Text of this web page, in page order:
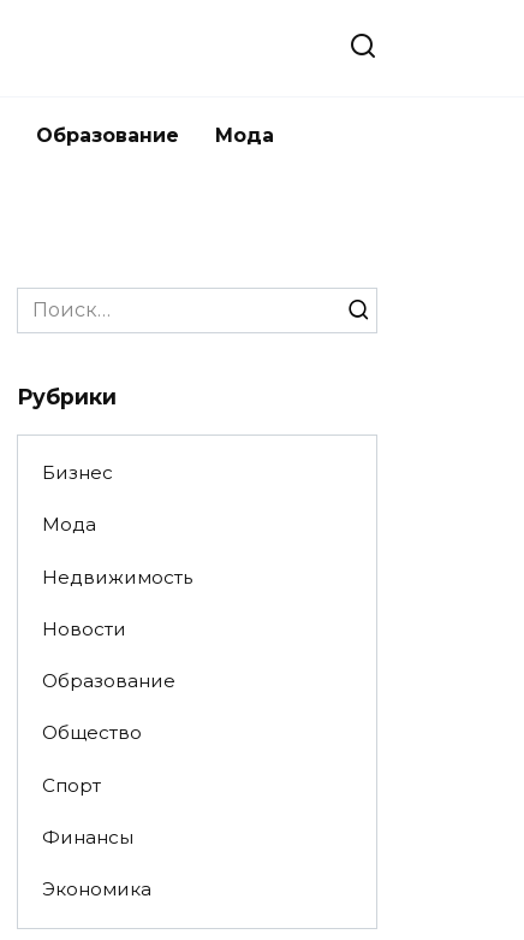
Образование Мода
Search
for:
Рубрики
Бизнес
Мода
Недвижимость
Новости
Образование
Общество
Спорт
Финансы
Экономика